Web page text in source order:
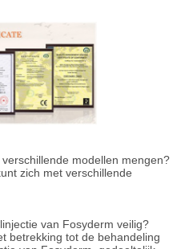
modellen mengen?
zich met verschillende
van Fosyderm veilig?
betrekking tot de behandeling